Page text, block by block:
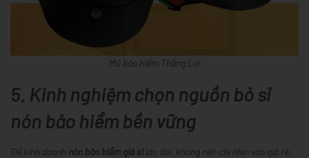
Mũ bảo hiểm Thắng Lợi
5. Kinh nghiệm chọn nguồn bỏ sỉ
nón bảo hiểm bền vững
Để kinh doanh nón bảo hiểm giá sỉlâu dài, không nên chỉ nhìn vào giá rẻ.